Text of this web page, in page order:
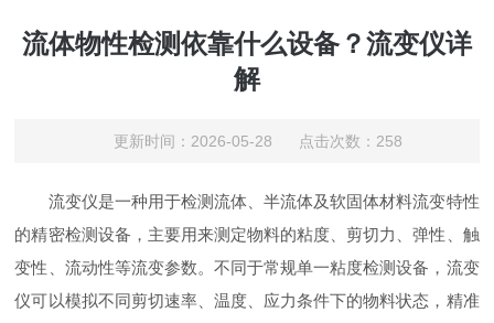
流体物性检测依靠什么设备？流变仪详
解
更新时间：2026-05-28 点击次数：258
流变仪是一种用于检测流体、半流体及软固体材料流变特性
的精密检测设备，主要用来测定物料的粘度、剪切力、弹性、触
变性、流动性等流变参数。不同于常规单一粘度检测设备，流变
仪可以模拟不同剪切速率、温度、应力条件下的物料状态，精准